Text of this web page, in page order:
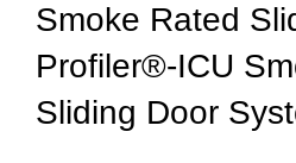
Smoke Rated
Profiler®-ICU
Sliding Door